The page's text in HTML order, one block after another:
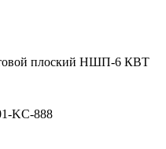
плоский НШП-6 КВТ
KC-888